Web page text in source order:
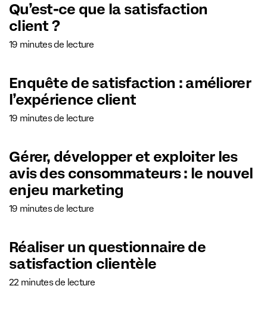
Qu’est-ce que la satisfaction
client ?
19 minutes de lecture
Enquête de satisfaction : améliorer
l’expérience client
19 minutes de lecture
Gérer, développer et exploiter les
avis des consommateurs : le nouvel
enjeu marketing
19 minutes de lecture
Réaliser un questionnaire de
satisfaction clientèle
22 minutes de lecture